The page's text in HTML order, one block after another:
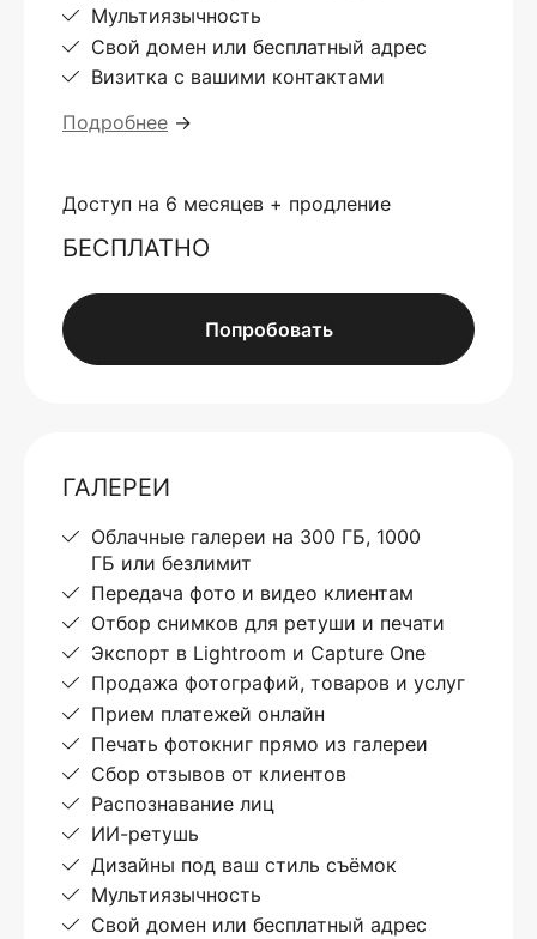
Мультиязычность
Свой домен или бесплатный адрес
Визитка с вашими контактами
Подробнее →
Доступ на 6 месяцев + продление
БЕСПЛАТНО
Попробовать
ГАЛЕРЕИ
Облачные галереи на 300 ГБ, 1000
ГБ или безлимит
Передача фото и видео клиентам
Отбор снимков для ретуши и печати
Экспорт в Lightroom и Capture One
Продажа фотографий, товаров и услуг
Прием платежей онлайн
Печать фотокниг прямо из галереи
Сбор отзывов от клиентов
Распознавание лиц
ИИ-ретушь
Дизайны под ваш стиль съёмок
Мультиязычность
Свой домен или бесплатный адрес